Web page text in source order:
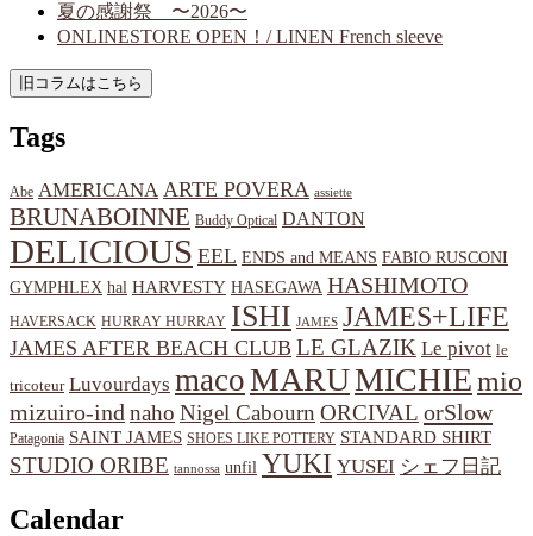
夏の感謝祭 〜2026〜
ONLINESTORE OPEN！/ LINEN French sleeve
Tags
Abe AMERICANA ARTE POVERA assiette
BRUNABOINNE Buddy Optical DANTON
DELICIOUS EEL ENDS and MEANS FABIO RUSCONI
GYMPHLEX hal HARVESTY HASEGAWA HASHIMOTO
HAVERSACK HURRAY HURRAY ISHI JAMES JAMES+LIFE
JAMES AFTER BEACH CLUB LE GLAZIK Le pivot le
tricoteur Luvourdays macoMARUMICHIEmio
mizuiro-ind naho Nigel Cabourn ORCIVAL orSlow
Patagonia SAINT JAMES SHOES LIKE POTTERY STANDARD SHIRT
STUDIO ORIBE tannossa unfil YUKI YUSEI シェフ日記
Calendar